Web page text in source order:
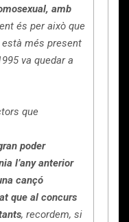
amb
és per això que
més present
va quedar a
que
poder
l’any anterior
cançó
que al concurs
, recordem, si